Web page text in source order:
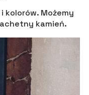
kolorów. Możemy
kamień.